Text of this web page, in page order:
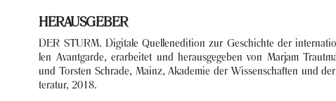
HER­AUS­GE­BER
DER STURM. Di­gi­ta­le Quel­len­edi­ti­on zur Ge­schich­te der
len Avant­gar­de, er­ar­bei­tet und her­aus­ge­ge­ben von Mar­jam
und Tors­ten Schra­de, Mainz, Aka­de­mie der Wis­sen­schaf­ten und
te­ra­tur, 2018.